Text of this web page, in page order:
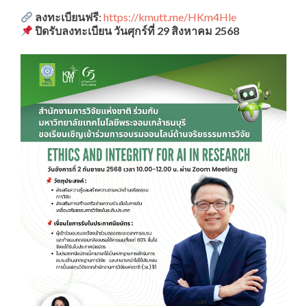
ลงทะเบียนฟรี:https://kmutt.me/HKm4Hle
ปิดรับลงทะเบียน วันศุกร์ที่ 29 สิงหาคม 2568